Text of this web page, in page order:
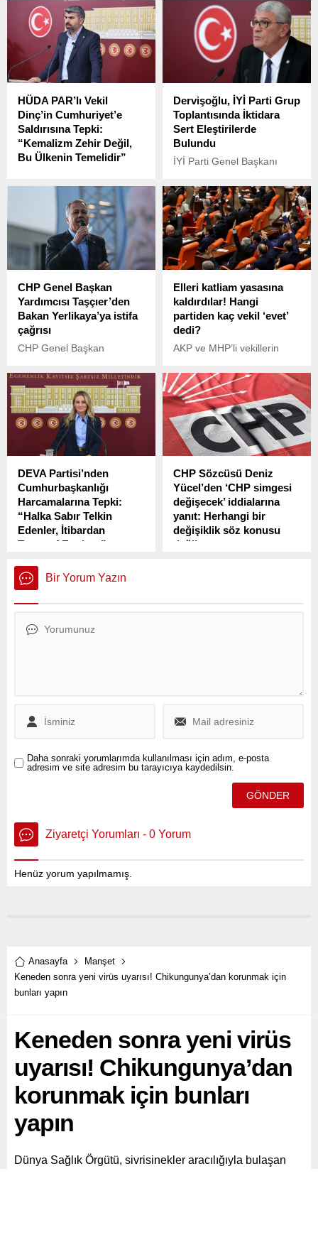
HÜDA PAR’lı Vekil
Dinç’in Cumhuriyet’e
Saldırısına Tepki:
“Kemalizm Zehir Değil,
Bu Ülkenin Temelidir”
giren HÜDA PAR’lı Mersin
Milletvekili Faruk Dinç,
bugün Meclis’teki
konuşmasında “Kürt
meselesinin sebebi
Kemalizm’dir.
Dervişoğlu, İYİ Parti Grup
Toplantısında İktidara
Sert Eleştirilerde
Bulundu
İYİ Parti Genel Başkanı
partisinin grup toplantısında
önemli açıklamalarda
bulundu.
CHP Genel Başkan
Yardımcısı Taşçıer’den
Bakan Yerlikaya’ya istifa
çağrısı
CHP Genel Başkan
İçişleri Bakanı Ali
Yerlikaya'nın Taksim
Meydanı'nın 1 Mayıs
mitingine kapatılacağı
yönündeki açıklamasına
tepki göstererek, Bu ülkenin
Bakanı, 1 Mayıs Taksim’de
kutlanırsa güvenliği
sağlayamayız diyerek o
makamda boşa oturduğunu
kameralar karşısında ilan
yapıp istifa etmeye davet
ediyoruz...
Elleri katliam yasasına
kaldırdılar! Hangi
partiden kaç vekil ‘evet’
dedi?
AKP ve MHP’li vekillerin
Kurulu’nan kabul edilen
katliam yasası teklifinin
oylamasına muhalefet
partilerinden çok sayıda
milletvekili katılmadı.
DEVA Partisi’nden
Cumhurbaşkanlığı
Harcamalarına Tepki:
“Halka Sabır Telkin
Edenler, İtibardan
Tasarruf Etmiyor”
Milletvekili Seda Kâya Ösen,
Cumhurbaşkanlığı’nın
Merkezi Yönetim
faiz giderlerindeki artışa dair
CHP Sözcüsü Deniz
Yücel’den ‘CHP simgesi
değişecek’ iddialarına
yanıt: Herhangi bir
değişiklik söz konusu
değil
değişikliğin sözkonusu
Bir Yorum Yazın
Daha sonraki yorumlarımda kullanılması için adım, e-posta
adresim ve site adresim bu tarayıcıya kaydedilsin.
Ziyaretçi Yorumları - 0 Yorum
Henüz yorum yapılmamış.
Anasayfa
Manşet
Keneden sonra yeni virüs uyarısı! Chikungunya’dan korunmak için
bunları yapın
Keneden sonra yeni virüs
uyarısı! Chikungunya’dan
korunmak için bunları
yapın
Dünya Sağlık Örgütü, sivrisinekler aracılığıyla bulaşan